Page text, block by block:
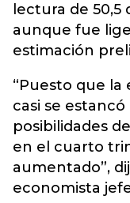
lectura de
aunque fue
estimación
“Puesto que la
casi se
posibilidades
en el cuarto
aumentado”,
economista